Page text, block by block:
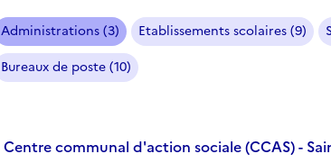
Administrations (3) Etablissements scolaires (9)
Bureaux de poste (10)
Centre communal d'action sociale (CCAS) -